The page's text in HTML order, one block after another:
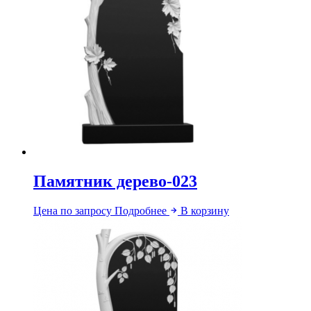
Памятник дерево-023
Цена по запросу Подробнее В корзину